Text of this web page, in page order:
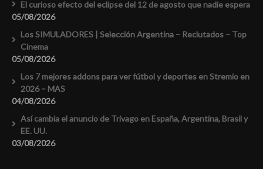
El curioso efecto del eclipse del 12 de agosto que nadie espera
05/08/2026
Los SIMULADORES | Selección Argentina – Reclutados – Top
Cinema
05/08/2026
Los 7 mejores addons para ver fútbol y deportes en Stremio en
2026 – MAS
04/08/2026
Así cambia el anuncio de Trivago en España, Argentina, Brasil y
EE. UU.
03/08/2026